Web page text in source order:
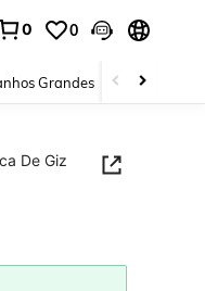
0 0
Grandes Joias e
De Giz